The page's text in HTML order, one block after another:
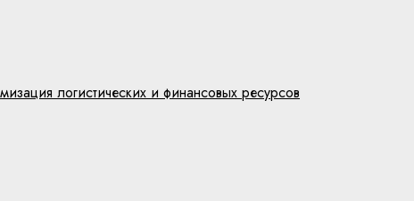
логистических и финансовых ресурсов